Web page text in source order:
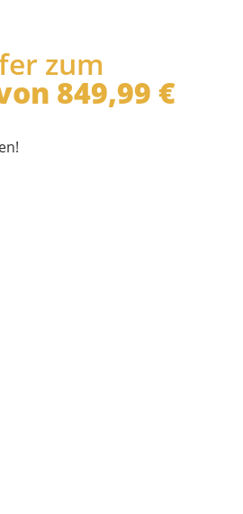
zum
849,99 €